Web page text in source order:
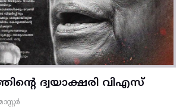
ദ്വയാക്ഷരി വിഎസ്